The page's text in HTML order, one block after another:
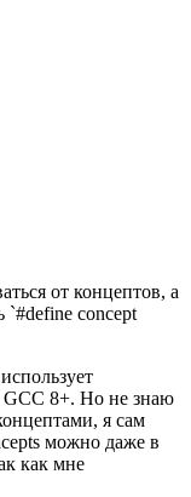
от концептов, а
`#define concept
GCC 8+. Но не знаю
я сам
можно даже в
как мне